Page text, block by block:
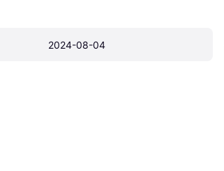
2024-08-04